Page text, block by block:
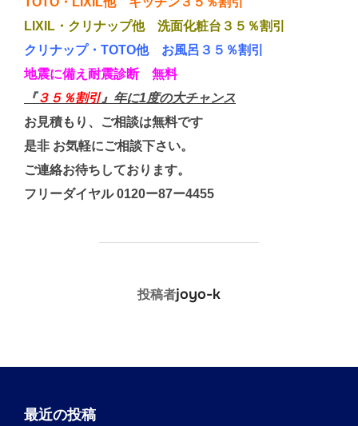
LIXIL・クリナップ他 洗面化粧台３５％割引
クリナップ・TOTO他 お風呂３５％割引
地震に備え耐震診断 無料
『３５％割引 』年に1度の大チャンス
お見積もり、ご相談は無料です
是非 お気軽にご相談下さい。
ご連絡お待ちしております。
フリーダイヤル 0120ー87ー4455
投稿者
投稿者joyo-k
最近の投稿